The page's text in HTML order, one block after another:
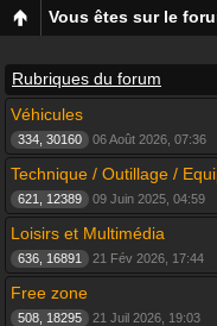
Vous êtes sur le
Rubriques du forum
Véhicules
334, 30160 06 Août 2026, 07:36
Technique / Outillage /
621, 12389 09 Juin 2025, 04:59
Loisirs et Multimédia
636, 16891 21 Fév 2026, 17:44
Free zone
508, 18295 21 Juil 2026, 19:03